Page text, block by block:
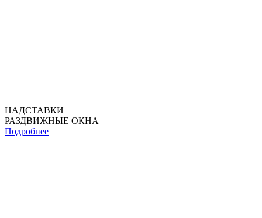
НАДСТАВКИ
РАЗДВИЖНЫЕ ОКНА
Подробнее